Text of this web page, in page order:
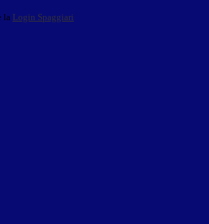
la Login Spaggiari